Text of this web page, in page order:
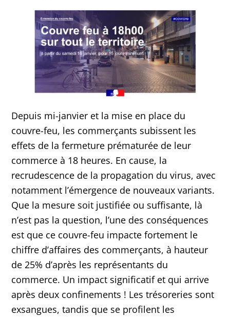
Depuis mi-janvier et la mise en place du
couvre-feu, les commerçants subissent les
effets de la fermeture prématurée de leur
commerce à 18 heures. En cause, la
recrudescence de la propagation du virus, avec
notamment l’émergence de nouveaux variants.
Que la mesure soit justifiée ou suffisante, là
n’est pas la question, l’une des conséquences
est que ce couvre-feu impacte fortement le
chiffre d’affaires des commerçants, à hauteur
de 25% d’après les représentants du
commerce. Un impact significatif et qui arrive
après deux confinements ! Les trésoreries sont
exsangues, tandis que se profilent les